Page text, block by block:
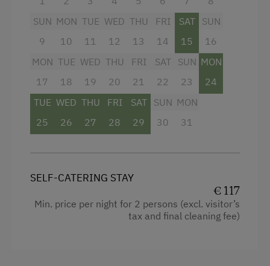
Klimaanlage, Sat-TV, kostenloses W-Lan.
Weingarten direkt in den Wienerwald, mit vielen
Ausflugszielen.
Im Lokal im ebenerdigen Gewölbekeller und
Gastgarten wird regelmäßig ausgeschenkt und
Homepage.
Radio
SUN
9
MON
10
TUE
11
WED
12
THU
13
FRI
14
SAT
15
SUN
16
MON
17
TUE
18
WED
19
THU
20
FRI
21
SAT
22
SUN
23
MON
24
TUE
25
WED
26
THU
27
FRI
28
SAT
29
SUN
30
MON
31
SELF-CATERING STAY
€ 117
Min. price per night for 2 persons (excl. visitor’s
tax and final cleaning fee)